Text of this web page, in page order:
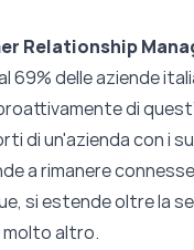
Relationship
delle aziende
di
di un'azienda con i
a rimanere
si estende oltre la
molto altro.